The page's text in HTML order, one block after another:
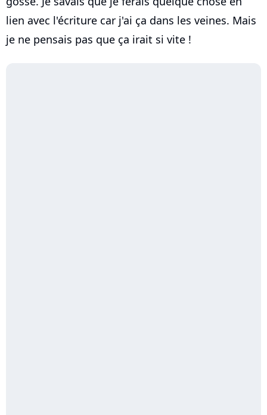
lien avec l'écriture car j'ai ça dans les veines. Mais
je ne pensais pas que ça irait si vite !